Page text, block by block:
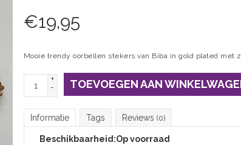
€19,95
Mooie trendy oorbellen stekers van Biba in gold plated met
+
-
TOEVOEGEN AAN
Informatie Tags Reviews (0)
Beschikbaarheid:Op voorraad